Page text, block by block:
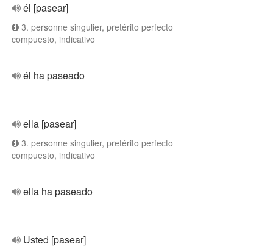
él [pasear]
3. personne singulier, pretérito perfecto
compuesto, indicativo
él ha paseado
ella [pasear]
3. personne singulier, pretérito perfecto
compuesto, indicativo
ella ha paseado
Usted [pasear]